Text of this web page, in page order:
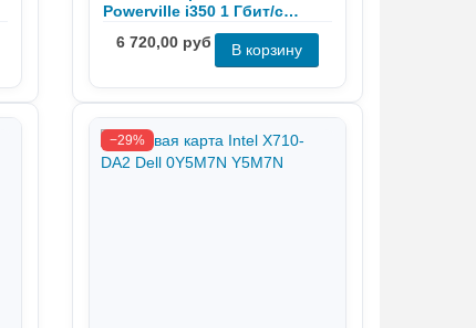
Powerville i350 1 Гбит/с
190CX / 0190CX
6 720,00 руб
−29%